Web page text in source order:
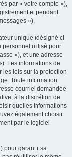
par « votre compte »),
et pendant
»).
unique (désigné ci-
personnel utilisé pour
»), et une adresse
Les informations de
les lois sur la protection
Toute information
courriel demandée
à la discrétion de
quelles informations
également choisir
par le logiciel
pour garantir sa